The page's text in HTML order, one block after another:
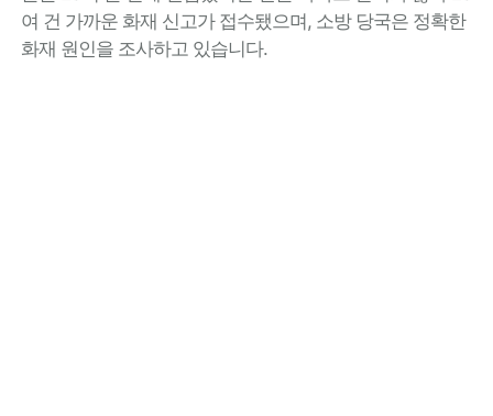
여 건 가까운 화재 신고가 접수됐으며, 소방 당국은 정확한
화재 원인을 조사하고 있습니다.